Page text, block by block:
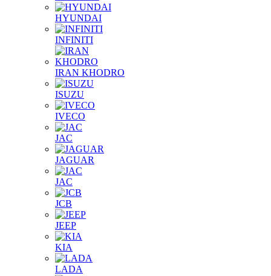
HYUNDAI
INFINITI
IRAN KHODRO
ISUZU
IVECO
JAC
JAGUAR
JAС
JCB
JEEP
KIA
LADA